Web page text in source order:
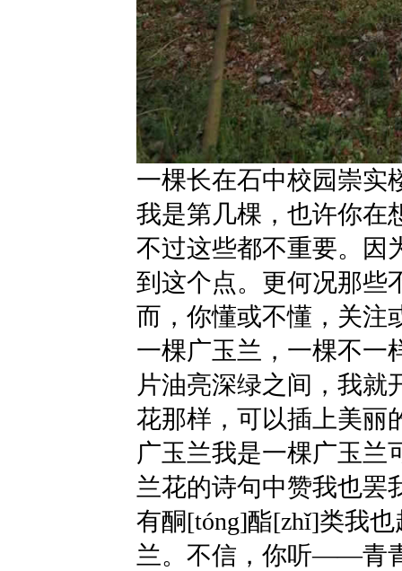
一棵长在石中校园崇实
我是第几棵，也许你在
不过这些都不重要。因
到这个点。更何况那些
而，你懂或不懂，关注
一棵广玉兰，一棵不一
片油亮深绿之间，我就
花那样，可以插上美丽
广玉兰我是一棵广玉兰
兰花的诗句中赞我也罢
有酮[tóng]酯[zhǐ]类我
兰。不信，你听——青